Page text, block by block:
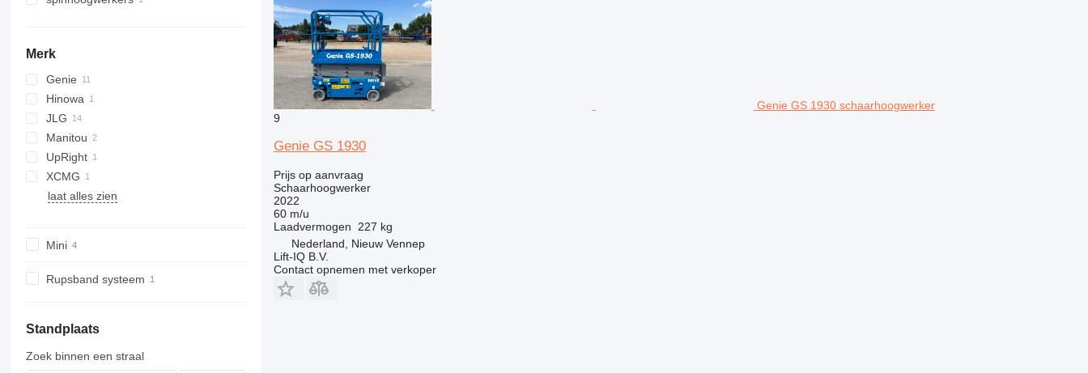
Merk
Genie
GS
S series
Z series
Hinowa
JLG
450
460
860
1350
DS
Manitou
ATJ
UpRight
TM
XCMG
XG
laat alles zien
Mini
Rupsband systeem
Standplaats
Zoek binnen een straal
Genie GS 1930 schaarhoogwerker
9
Genie GS 1930
Prijs op aanvraag
Schaarhoogwerker
2022
60 m/u
Laadvermogen
227 kg
Nederland, Nieuw Vennep
Lift-IQ B.V.
Contact opnemen met verkoper